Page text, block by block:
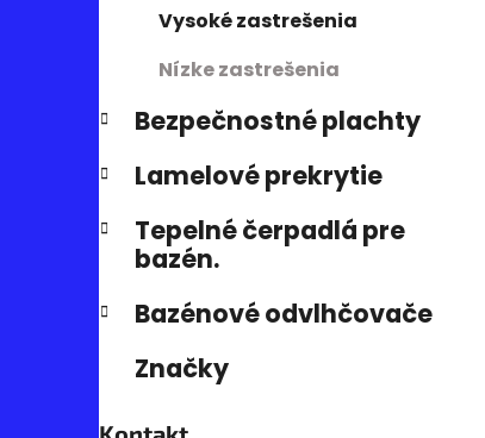
p
n
l
r
e
Vysoké zastrešenia
Nízke zastrešenia
Bezpečnostné plachty
Lamelové prekrytie
Tepelné čerpadlá pre
bazén.
Bazénové odvlhčovače
Značky